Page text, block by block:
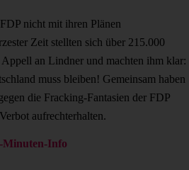
nicht mit ihren Plänen
Zeit stellten sich über 215.000
an Lindner und machten ihm klar:
muss bleiben! Gemeinsam haben
die Fracking-Fantasien der FDP
aufrechterhalten.
Minuten-Info